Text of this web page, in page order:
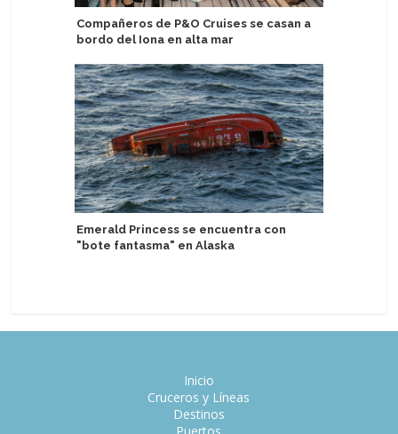
Compañeros de P&O Cruises se casan a
bordo del Iona en alta mar
Emerald Princess se encuentra con
"bote fantasma" en Alaska
Inicio
Cruceros y Líneas
Destinos